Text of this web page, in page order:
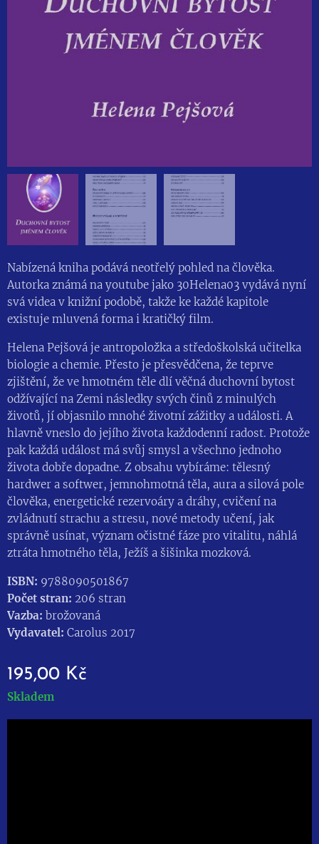
Nabízená kniha podává neotřelý pohled na člověka.
Autorka známá na youtube jako 30Helena03 vydává nyní
svá videa v knižní podobě, takže ke každé kapitole
existuje mluvená forma i kratičký film.
Helena Pejšová je antropoložka a středoškolská učitelka
biologie a chemie. Přesto je přesvědčena, že teprve
zjištění, že ve hmotném těle dlí věčná duchovní bytost
odžívající na Zemi následky svých činů z minulých
životů, jí objasnilo mnohé životní zážitky a události. A
hlavně vneslo do jejího života každodenní radost. Protože
pak každá událost má svůj smysl a všechno jednoho
života dobře dopadne. Z obsahu vybíráme: tělesný
hardwer a softwer, jemnohmotná těla, aura a silová pole
člověka, energetické rezervoáry a dráhy, cvičení na
zvládnutí strachu a stresu, nové metody učení, jak
správně usínat, význam očistné fáze pro vitalitu, náhlá
ztráta hmotného těla, Ježíš a šišinka mozková.
ISBN: 9788090501867
Počet stran: 206 stran
Vazba: brožovaná
Vydavatel: Carolus 2017
195,00 Kč
Skladem